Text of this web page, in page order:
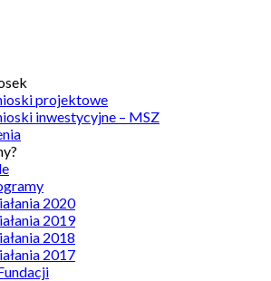
projektowe
inwestycyjne – MSZ
2020
2019
2018
2017